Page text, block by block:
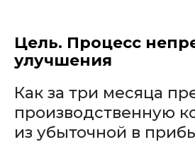
Цель. Процесс
улучшения
Как за три месяца
производственную
из убыточной в